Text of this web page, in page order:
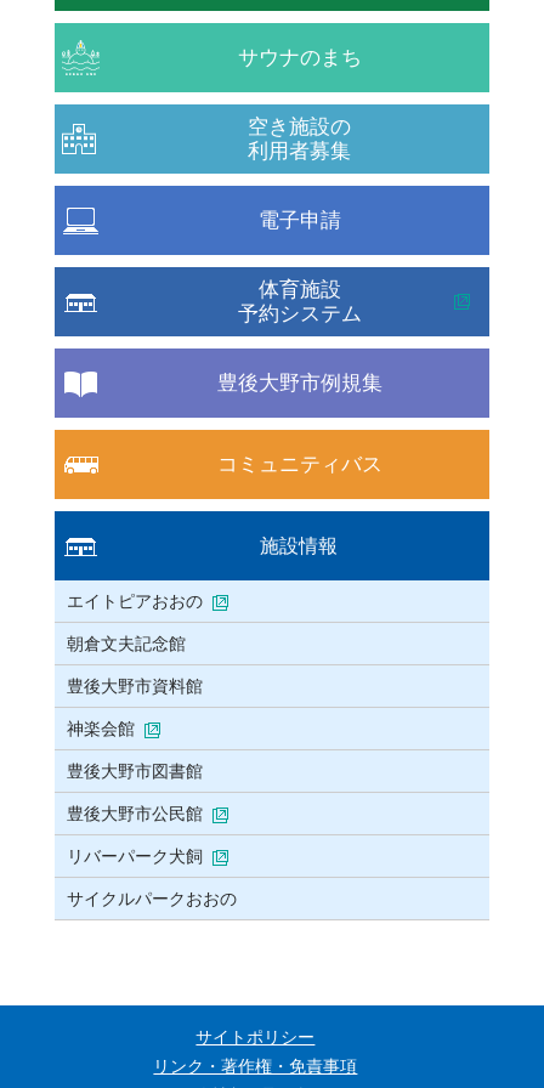
サウナのまち
空き施設の
利用者募集
電子申請
体育施設
予約システム
豊後大野市例規集
コミュニティバス
施設情報
エイトピアおおの
朝倉文夫記念館
豊後大野市資料館
神楽会館
豊後大野市図書館
豊後大野市公民館
リバーパーク犬飼
サイクルパークおおの
サイトポリシー
リンク・著作権・免責事項